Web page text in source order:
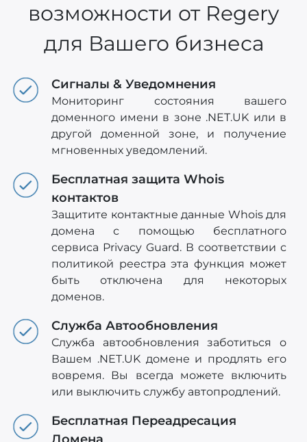
возможности от Regery
для Вашего бизнеса
Сигналы & Уведомнения
Мониторинг состояния вашего
доменного имени в зоне .NET.UK или в
другой доменной зоне, и получение
мгновенных уведомлений.
Бесплатная защита Whois
контактов
Защитите контактные данные Whois для
домена с помощью бесплатного
сервиса Privacy Guard. В соответствии с
политикой реестра эта функция может
быть отключена для некоторых
доменов.
Служба Автообновления
Служба автообновления заботиться о
Вашем .NET.UK домене и продлять его
вовремя. Вы всегда можете включить
или выключить службу автопродлений.
Бесплатная Переадресация